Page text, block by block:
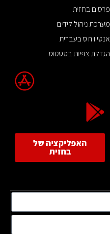
פרסום בחזית
מערכת ניהול לידים
אנטי וירוס בעברית
הגדלת צפיות בסטטוס
האפליקציה של
בחזית